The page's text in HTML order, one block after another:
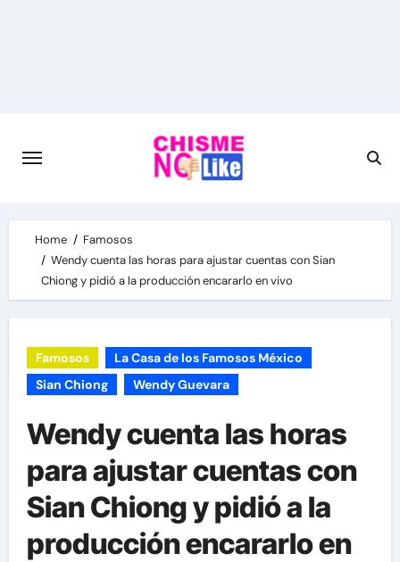
Home
Famosos
Wendy cuenta las horas para ajustar cuentas con Sian
Chiong y pidió a la producción encararlo en vivo
Famosos
La Casa de los Famosos México
Sian Chiong
Wendy Guevara
Wendy cuenta las horas
para ajustar cuentas con
Sian Chiong y pidió a la
producción encararlo en